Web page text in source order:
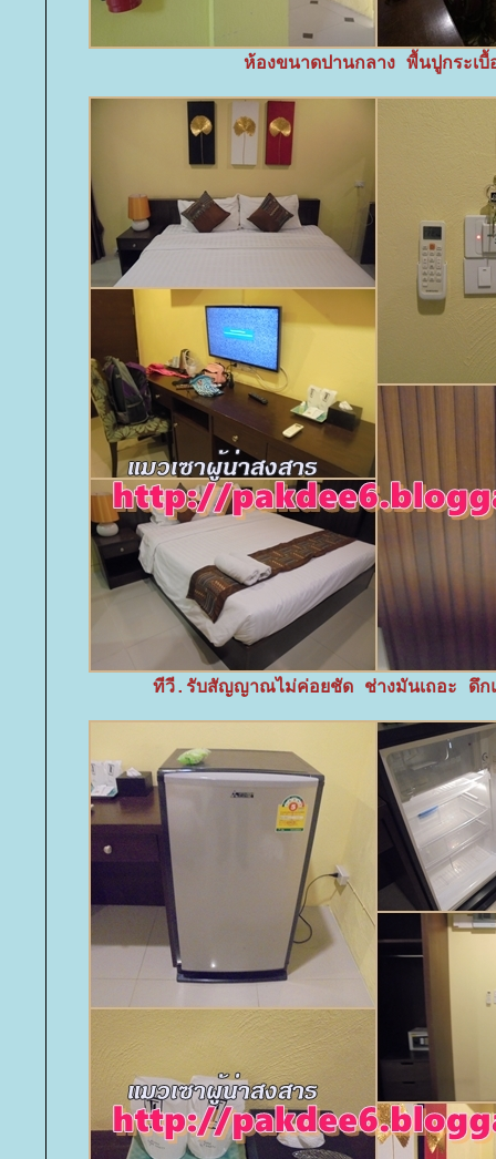
ห้องขนาดปานกลาง พื้นปูกระเบื้
ทีวี.รับสัญญาณไม่ค่อยชัด ช่างมันเถอะ ดึก